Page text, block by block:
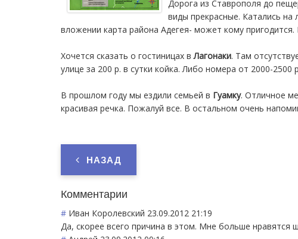
Дорога из Ставрополя до
виды прекрасные. Катались
вложении карта района Адегея- может кому
Хочется сказать о гостиницах вЛагонаки. Там
улице за 200 р. в сутки койка. Либо номера от 2000-
В прошлом году мы ездили семьей в Гуамку. Отличное
красивая речка. Пожалуй все. В остальном очень
НАЗАД
Комментарии
# Иван Королевский 23.09.2012 21:19
Да, скорее всего причина в этом. Мне больше нравятся